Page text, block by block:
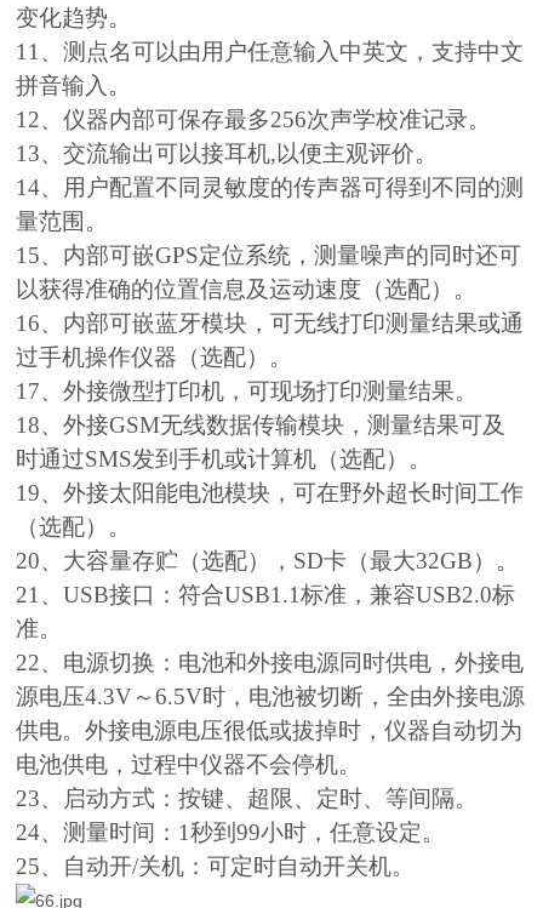
变化趋势。
11、测点名可以由用户任意输入中英文，支持中文
拼音输入。
12、仪器内部可保存最多256次声学校准记录。
13、交流输出可以接耳机,以便主观评价。
14、用户配置不同灵敏度的传声器可得到不同的测
量范围。
15、内部可嵌GPS定位系统，测量噪声的同时还可
以获得准确的位置信息及运动速度（选配）。
16、内部可嵌蓝牙模块，可无线打印测量结果或通
过手机操作仪器（选配）。
17、外接微型打印机，可现场打印测量结果。
18、外接GSM无线数据传输模块，测量结果可及
时通过SMS发到手机或计算机（选配）。
19、外接太阳能电池模块，可在野外超长时间工作
（选配）。
20、大容量存贮（选配），SD卡（最大32GB）。
21、USB接口：符合USB1.1标准，兼容USB2.0标
准。
22、电源切换：电池和外接电源同时供电，外接电
源电压4.3V～6.5V时，电池被切断，全由外接电源
供电。外接电源电压很低或拔掉时，仪器自动切为
电池供电，过程中仪器不会停机。
23、启动方式：按键、超限、定时、等间隔。
24、测量时间：1秒到99小时，任意设定。
25、自动开/关机：可定时自动开关机。